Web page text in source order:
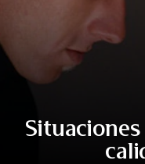
Situaciones